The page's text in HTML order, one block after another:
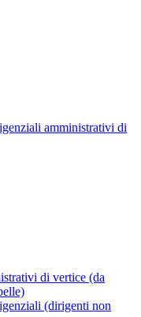
amministrativi di
di vertice (da
(dirigenti non